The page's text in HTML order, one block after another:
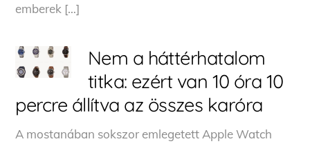
emberek […]
Nem a háttérhatalom
titka: ezért van 10 óra 10
percre állítva az összes karóra
A mostanában sokszor emlegetett Apple Watch